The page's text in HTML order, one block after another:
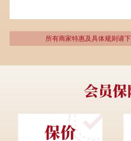
所有商家特惠及具体规则请